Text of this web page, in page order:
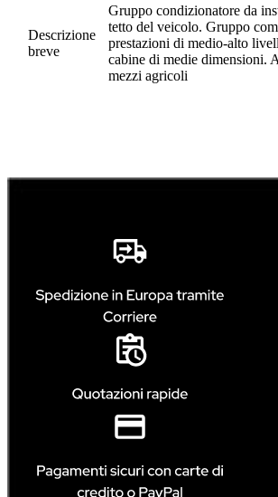
Descrizione
breve
Gruppo condizionatore da
tetto del veicolo. Gruppo
prestazioni di medio-alto
cabine di medie dimensioni.
mezzi agricoli